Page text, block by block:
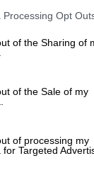
website/app uses
or usage
to Google and
specified
Processing Opt
of the Sharing of
of the Sale of my
of processing my
Targeted